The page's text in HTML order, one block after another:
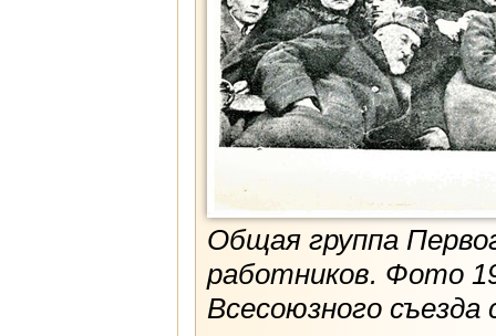
Общая группа
работников. Фото
Всесоюзного